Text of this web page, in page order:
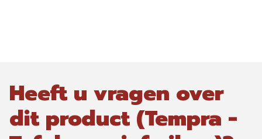
Heeft u vragen over
dit product (Tempra -